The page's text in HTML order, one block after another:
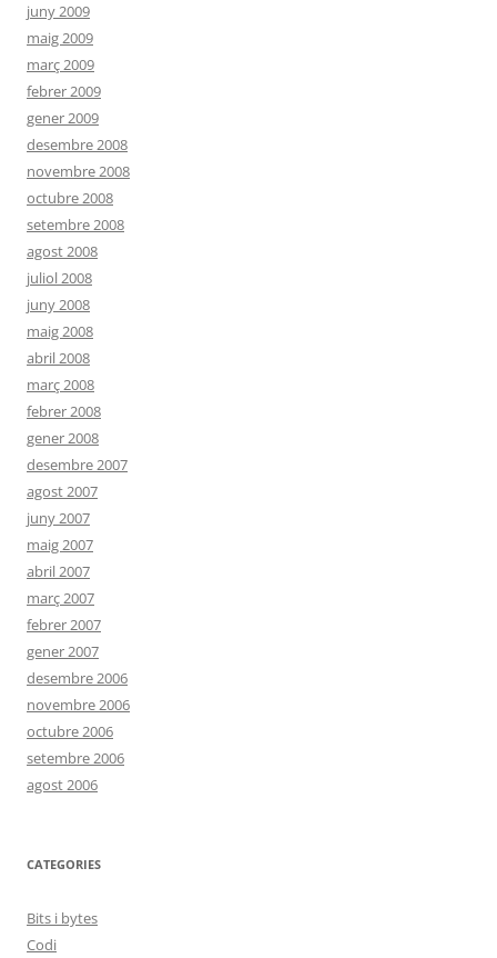
juny 2009
maig 2009
març 2009
febrer 2009
gener 2009
desembre 2008
novembre 2008
octubre 2008
setembre 2008
agost 2008
juliol 2008
juny 2008
maig 2008
abril 2008
març 2008
febrer 2008
gener 2008
desembre 2007
agost 2007
juny 2007
maig 2007
abril 2007
març 2007
febrer 2007
gener 2007
desembre 2006
novembre 2006
octubre 2006
setembre 2006
agost 2006
CATEGORIES
Bits i bytes
Codi